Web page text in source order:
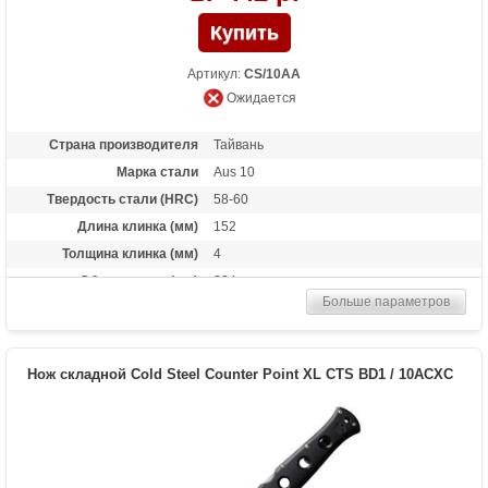
Артикул: CS/10AA
Ожидается
Страна производителя
Тайвань
Марка стали
Aus 10
Твердость стали (HRC)
58-60
Длина клинка (мм)
152
Толщина клинка (мм)
4
Общая длина (мм)
334
Материал рукоятки
Grivory
состоянии
Больше параметров
Нож складной Cold Steel Counter Point XL CTS BD1 / 10ACXC